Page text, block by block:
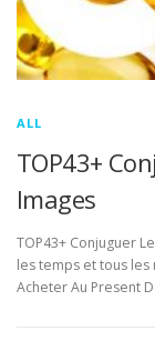
ALL
TOP43+
Images
TOP43+ Conjuguer
les temps et tous les
Acheter Au Present